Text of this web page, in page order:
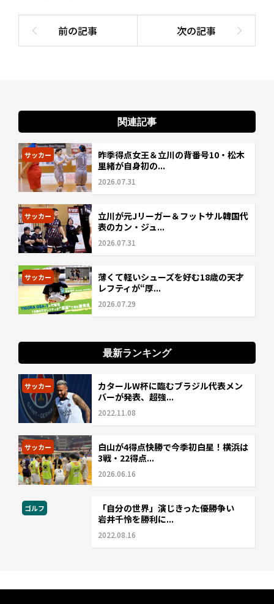
関連記事
サッカー
昨季得点女王＆立川の背番号10・松木
里緒が自身初の...
2026.07.31
サッカー
立川が元Jリーガー＆フットサル韓国代
表のカン・ジュ...
2026.07.31
サッカー
薄くて軽いシューズを好む18歳の天才
レフティが“厚...
2026.07.29
最新ランキング
サッカー
カタールW杯に臨むブラジル代表メン
バーが発表、超強...
2022.11.08
サッカー
白山が4得点快勝で今季初白星！横浜は
3戦・22得点...
2026.06.16
ゴルフ
「自分の世界」演じきった優勝争い
岩井千怜を勝利に...
2022.08.16